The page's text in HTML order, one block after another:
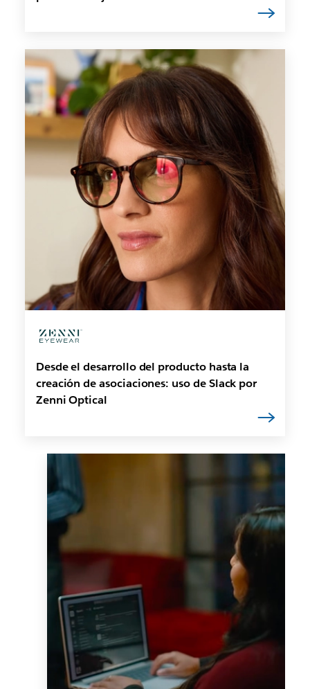
Desde el desarrollo del producto hasta la
creación de asociaciones: uso de Slack por
Zenni Optical